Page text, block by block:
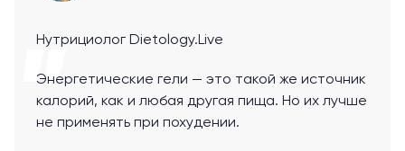
Нутрициолог Dietology.Live
Энергетические гели — это такой же источник
калорий, как и любая другая пища. Но их лучше
не применять при похудении.